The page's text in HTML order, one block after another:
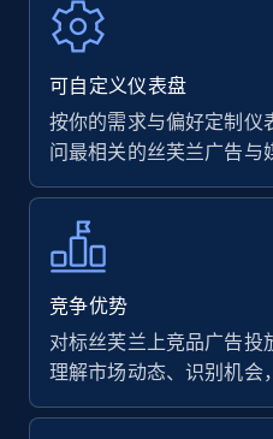
URL, Product name,
rating object, Product
Author name, Asin, and
7.4K+ 870+
Walmart - products
URL, Final price, Sku,
Specifications, Image
more.
5.6K+ 875+
可自定义仪表盘
按你的需求与偏好定制仪
问最相关的丝芙兰广告与
竞争优势
对标丝芙兰上竞品广告投
理解市场动态、识别机会